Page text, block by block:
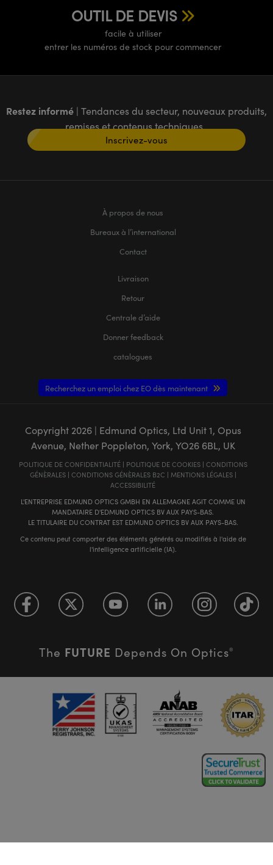
OUTIL DE DEVIS
facile à utiliser
entrer les numéros de stock pour commencer
Restez informé | Tendances du secteur, nouveaux produits,
remises et contenus techniques
Inscrivez-vous
À propos de nous
Bureaux à l’international
Contact
Livraison
Retour
Centrale d’aide
Donner feedback
catalogues
Recherchez un emploi chez EO dès maintenant
Copyright 2026| Edmund Optics, Ltd Unit 1, Opus
Avenue, Nether Poppleton, York, YO26 6BL, UK
POLITIQUE DE CONFIDENTIALITÉ| POLITIQUE DE COOKIES| CONDITIONS
GÉNÈRALES| CONDITIONS GÉNÈRALES B2C | MENTIONS LÉGALES|
ACCESSIBILITÉ
L'ENTREPRISE EDMUND OPTICS GMBH EN ALLEMAGNE AGIT COMME UN
MANDATAIRE D'EDMUND OPTICS BV AUX PAYS-BAS.
LE TITULAIRE DU CONTRAT EST EDMUND OPTICS BV AUX PAYS-BAS.
Ce contenu peut comporter des éléments générés ou modifiés à l'aide de
l'intelligence artificielle (IA).
The FUTURE Depends On Optics®